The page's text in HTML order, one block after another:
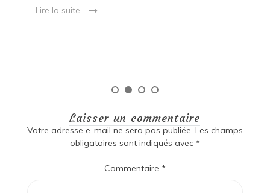
Lire la suite
Laisser un commentaire
Votre adresse e-mail ne sera pas publiée. Les champs
obligatoires sont indiqués avec *
Commentaire *